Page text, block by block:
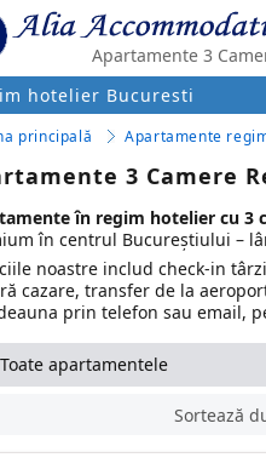
Apartamente 3
hotelier Bucuresti
principală Apartamente
3 Camere
în regim hotelier cu 3
în centrul Bucureștiului –
noastre includ check-in
cazare, transfer de la
prin telefon sau email,
Toate apartamentele
Sortează